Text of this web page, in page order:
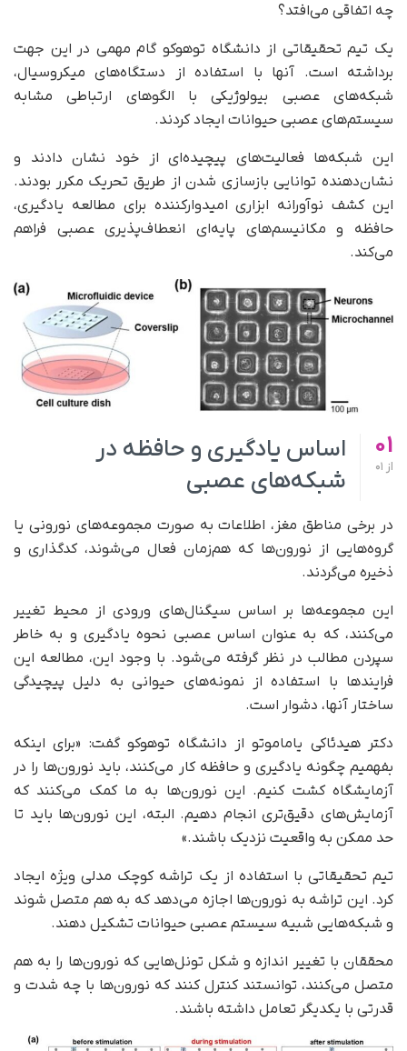
چه اتفاقی می‌افتد؟
یک تیم تحقیقاتی از دانشگاه توهوکو گام مهمی در این جهت
برداشته است. آنها با استفاده از دستگاه‌های میکروسیال،
شبکه‌های عصبی بیولوژیکی با الگوهای ارتباطی مشابه
سیستم‌های عصبی حیوانات ایجاد کردند.
این شبکه‌ها فعالیت‌های پیچیده‌ای از خود نشان دادند و
نشان‌دهنده توانایی بازسازی شدن از طریق تحریک مکرر بودند.
این کشف نوآورانه ابزاری امیدوارکننده برای مطالعه یادگیری،
حافظه و مکانیسم‌های پایه‌ای انعطاف‌پذیری عصبی فراهم
می‌کند.
01
از
اساس یادگیری و حافظه در
شبکه‌های عصبی
در برخی مناطق مغز، اطلاعات به‌ صورت مجموعه‌های نورونی یا
گروه‌هایی از نورون‌ها که هم‌زمان فعال می‌شوند، کدگذاری و
ذخیره می‌گردند.
این مجموعه‌ها بر اساس سیگنال‌های ورودی از محیط تغییر
می‌کنند، که به‌ عنوان اساس عصبی نحوه یادگیری و به خاطر
سپردن مطالب در نظر گرفته می‌شود. با وجود این، مطالعه این
فرایندها با استفاده از نمونه‌های حیوانی به‌ دلیل پیچیدگی
ساختار آنها، دشوار است.
دکتر هیدئاکی یاماموتو از دانشگاه توهوکو گفت: «برای اینکه
بفهمیم چگونه یادگیری و حافظه کار می‌کنند، باید نورون‌ها را در
آزمایشگاه کشت کنیم. این نورون‌ها به ما کمک می‌کنند که
آزمایش‌های دقیق‌تری انجام دهیم. البته، این نورون‌ها باید تا
حد ممکن به واقعیت نزدیک باشند.»
تیم تحقیقاتی با استفاده از یک تراشه کوچک مدلی ویژه ایجاد
کرد. این تراشه به نورون‌ها اجازه می‌دهد که به هم متصل شوند
و شبکه‌هایی شبیه سیستم عصبی حیوانات تشکیل دهند.
محققان با تغییر اندازه و شکل تونل‌هایی که نورون‌ها را به هم
متصل می‌کنند، توانستند کنترل کنند که نورون‌ها با چه شدت و
قدرتی با یکدیگر تعامل داشته باشند.